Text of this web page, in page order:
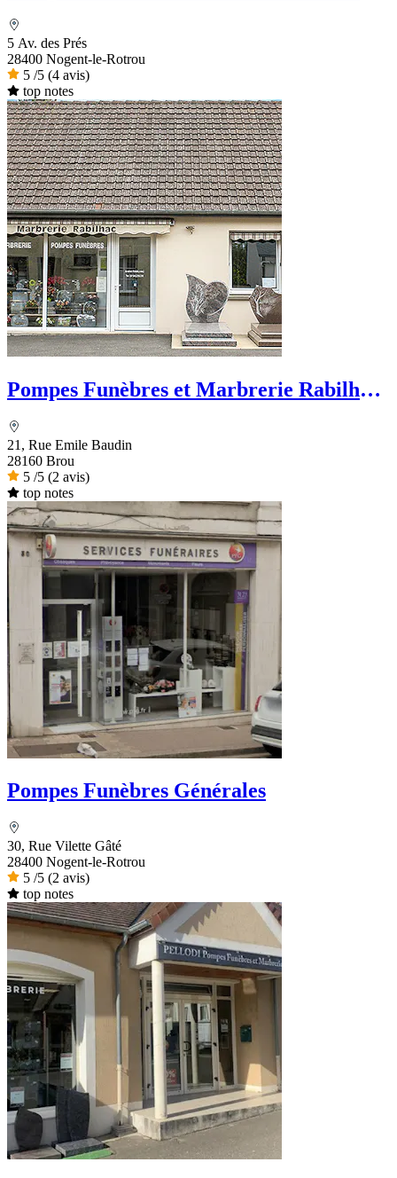
5 Av. des Prés
28400 Nogent-le-Rotrou
5 /5 (4 avis)
top notes
Pompes Funèbres et Marbrerie Rabilhac
21, Rue Emile Baudin
28160 Brou
5 /5 (2 avis)
top notes
Pompes Funèbres Générales
30, Rue Vilette Gâté
28400 Nogent-le-Rotrou
5 /5 (2 avis)
top notes